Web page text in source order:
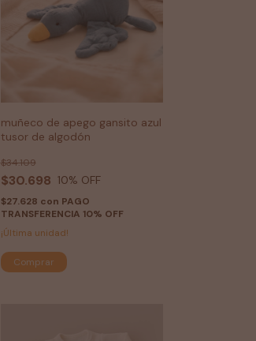
muñeco de apego gansito azul
tusor de algodón
$30.698
$34.109
10% OFF
$27.628 con PAGO
TRANSFERENCIA 10% OFF
¡Última unidad!